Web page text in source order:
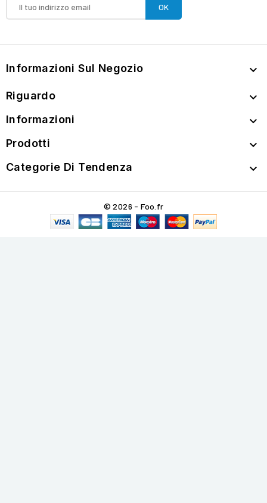
Informazioni Sul Negozio 
Riguardo 
Informazioni 
Prodotti 
Categorie Di Tendenza 
© 2026 - Foo.fr